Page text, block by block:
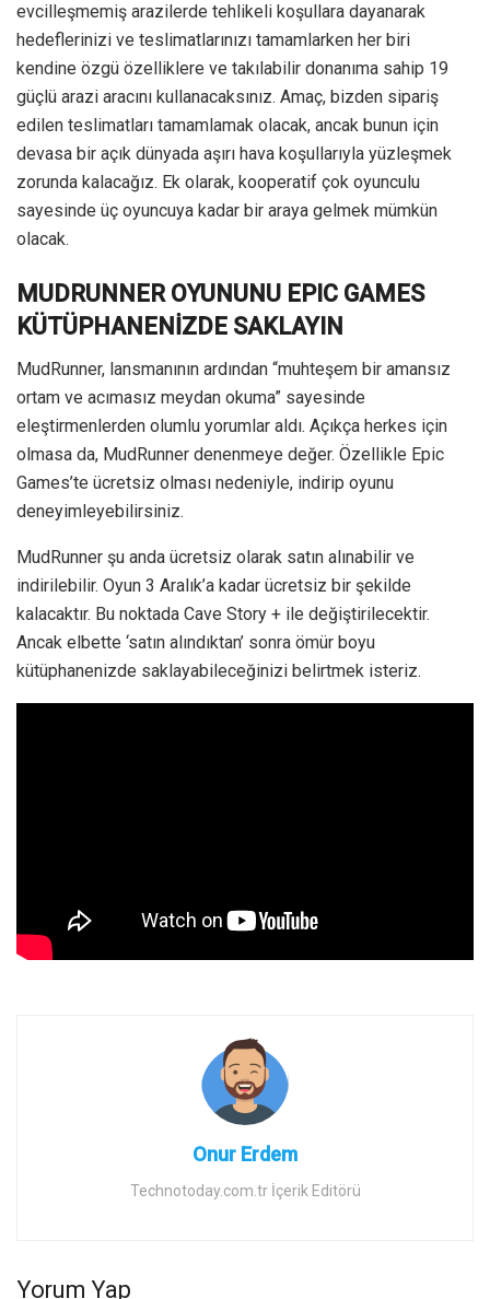
evcilleşmemiş arazilerde tehlikeli koşullara dayanarak
hedeflerinizi ve teslimatlarınızı tamamlarken her biri
kendine özgü özelliklere ve takılabilir donanıma sahip 19
güçlü arazi aracını kullanacaksınız. Amaç, bizden sipariş
edilen teslimatları tamamlamak olacak, ancak bunun için
devasa bir açık dünyada aşırı hava koşullarıyla yüzleşmek
zorunda kalacağız. Ek olarak, kooperatif çok oyunculu
sayesinde üç oyuncuya kadar bir araya gelmek mümkün
olacak.
MUDRUNNER OYUNUNU EPIC GAMES
KÜTÜPHANENİZDE SAKLAYIN
MudRunner, lansmanının ardından “muhteşem bir amansız
ortam ve acımasız meydan okuma” sayesinde
eleştirmenlerden olumlu yorumlar aldı. Açıkça herkes için
olmasa da, MudRunner denenmeye değer. Özellikle Epic
Games’te ücretsiz olması nedeniyle, indirip oyunu
deneyimleyebilirsiniz.
MudRunner şu anda ücretsiz olarak satın alınabilir ve
indirilebilir. Oyun 3 Aralık’a kadar ücretsiz bir şekilde
kalacaktır. Bu noktada Cave Story + ile değiştirilecektir.
Ancak elbette ‘satın alındıktan’ sonra ömür boyu
kütüphanenizde saklayabileceğinizi belirtmek isteriz.
Onur Erdem
Technotoday.com.tr İçerik Editörü
Yorum Yap